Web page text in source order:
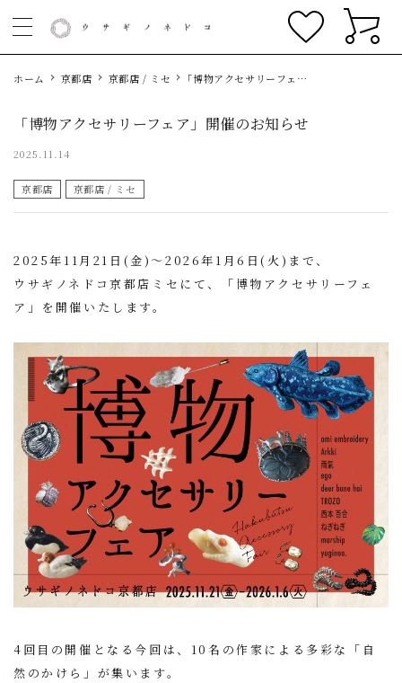
ホーム 京都店 京都店 / ミセ
「博物アクセサリーフェ
「博物アクセサリーフェア」開催のお知らせ
2025.11.14
京都店 京都店 / ミセ
2025年11月21日(金)〜2026年1月6日(火)まで、
ウサギノネドコ京都店ミセにて、「博物アクセサリーフェ
ア」を開催いたします。
4回目の開催となる今回は、10名の作家による多彩な「自
然のかけら」が集います。